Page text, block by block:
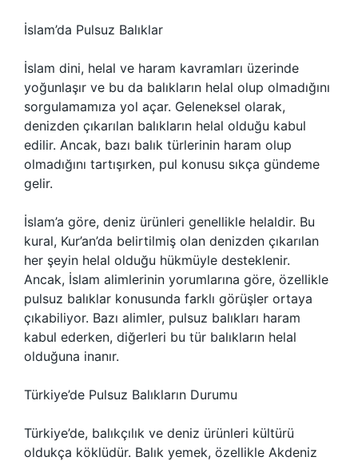
İslam’da Pulsuz Balıklar
İslam dini, helal ve haram kavramları üzerinde
yoğunlaşır ve bu da balıkların helal olup olmadığını
sorgulamamıza yol açar. Geleneksel olarak,
denizden çıkarılan balıkların helal olduğu kabul
edilir. Ancak, bazı balık türlerinin haram olup
olmadığını tartışırken, pul konusu sıkça gündeme
gelir.
İslam’a göre, deniz ürünleri genellikle helaldir. Bu
kural, Kur’an’da belirtilmiş olan denizden çıkarılan
her şeyin helal olduğu hükmüyle desteklenir.
Ancak, İslam alimlerinin yorumlarına göre, özellikle
pulsuz balıklar konusunda farklı görüşler ortaya
çıkabiliyor. Bazı alimler, pulsuz balıkları haram
kabul ederken, diğerleri bu tür balıkların helal
olduğuna inanır.
Türkiye’de Pulsuz Balıkların Durumu
Türkiye’de, balıkçılık ve deniz ürünleri kültürü
oldukça köklüdür. Balık yemek, özellikle Akdeniz